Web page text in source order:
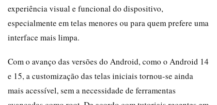
experiência visual e funcional do dispositivo,
especialmente em telas menores ou para quem prefere uma
interface mais limpa.
Com o avanço das versões do Android, como o Android 14
e 15, a customização das telas iniciais tornou-se ainda
mais acessível, sem a necessidade de ferramentas